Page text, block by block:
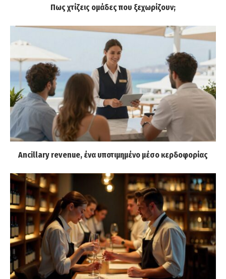
Πως χτίζεις ομάδες που ξεχωρίζουν;
Ancillary revenue, ένα υποτιμημένο μέσο κερδοφορίας